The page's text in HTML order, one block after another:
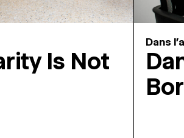
Is Not
Dans